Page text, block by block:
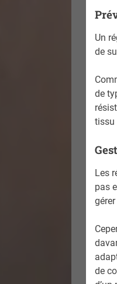
Un
de
de
tissu
Les
pas
de